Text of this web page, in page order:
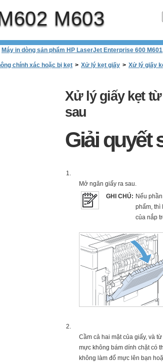
M603
Máy in dòng sản phẩm HP LaserJet Enterprise 600
chính xác hoặc bị kẹt > Xử lý kẹt giấy > Xử lý giấy
Xử lý giấy kẹt
sau
Giải quyết
1.
Mở ngăn giấy ra sau.
GHI CHÚ: Nếu
phẩm, thì
của nắp
2.
Cầm cả hai mặt của giấy, và
mực không bám dính chặt có
không làm đổ mực lên bạn